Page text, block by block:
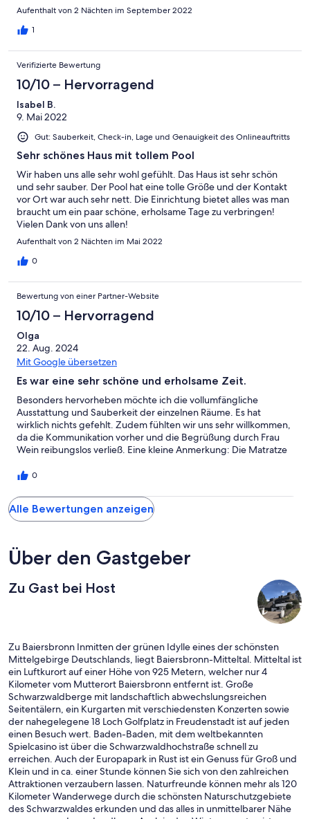
Aufenthalt von 2 Nächten im September 2022
1
Verifizierte Bewertung
10/10 – Hervorragend
Isabel B.
9. Mai 2022
Gut: Sauberkeit, Check-in, Lage und Genauigkeit des Onlineauftritts
Sehr schönes Haus mit tollem Pool
Wir haben uns alle sehr wohl gefühlt. Das Haus ist sehr schön
und sehr sauber. Der Pool hat eine tolle Größe und der Kontakt
vor Ort war auch sehr nett. Die Einrichtung bietet alles was man
braucht um ein paar schöne, erholsame Tage zu verbringen!
Vielen Dank von uns allen!
Aufenthalt von 2 Nächten im Mai 2022
0
Bewertung von einer Partner-Website
10/10 – Hervorragend
Olga
22. Aug. 2024
Mit Google übersetzen
Es war eine sehr schöne und erholsame Zeit.
Besonders hervorheben möchte ich die vollumfängliche
Ausstattung und Sauberkeit der einzelnen Räume. Es hat
wirklich nichts gefehlt. Zudem fühlten wir uns sehr willkommen,
da die Kommunikation vorher und die Begrüßung durch Frau
Wein reibungslos verließ. Eine kleine Anmerkung: Die Matratze
eventuell eine persönliche Vorliebe.
0
Alle Bewertungen anzeigen
Über den Gastgeber
Zu Gast bei Host
Zu Baiersbronn Inmitten der grünen Idylle eines der schönsten
Mittelgebirge Deutschlands, liegt Baiersbronn-Mitteltal. Mitteltal ist
ein Luftkurort auf einer Höhe von 925 Metern, welcher nur 4
Kilometer vom Mutterort Baiersbronn entfernt ist. Große
Schwarzwaldberge mit landschaftlich abwechslungsreichen
Seitentälern, ein Kurgarten mit verschiedensten Konzerten sowie
der nahegelegene 18 Loch Golfplatz in Freudenstadt ist auf jeden
einen Besuch wert. Baden-Baden, mit dem weltbekannten
Spielcasino ist über die Schwarzwaldhochstraße schnell zu
erreichen. Auch der Europapark in Rust ist ein Genuss für Groß und
Klein und in ca. einer Stunde können Sie sich von den zahlreichen
Attraktionen verzaubern lassen. Naturfreunde können mehr als 120
Kilometer Wanderwege durch die schönsten Naturschutzgebiete
des Schwarzwaldes erkunden und das alles in unmittelbarer Nähe